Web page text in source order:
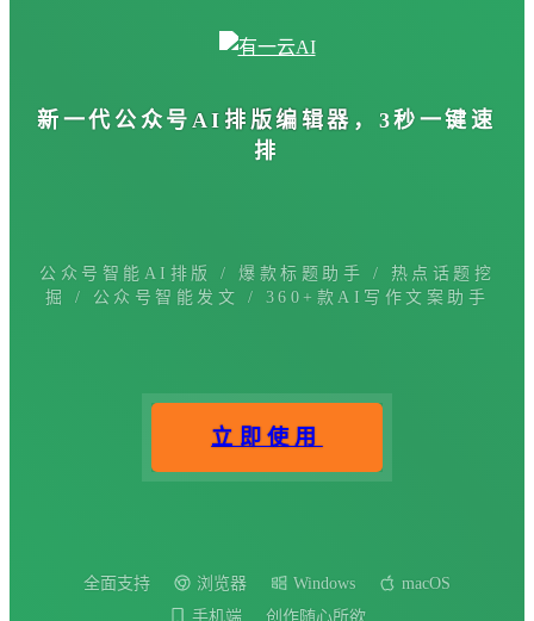
新一代公众号 AI排版编辑器 ，3秒一键速
排
公众号智能AI排版 / 爆款标题助手 / 热点话题挖
掘 / 公众号智能发文 / 360+款AI写作文案助手
立即使用
全面支持 浏览器 Windows
macOS
手机端
创作随心所欲